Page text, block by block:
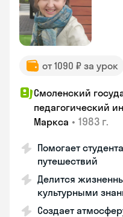
от 1090 ₽ за урок
Смоленский
педагогический
Маркса • 1983 г.
Помогает
путешествий
Делится
культурными
Создает